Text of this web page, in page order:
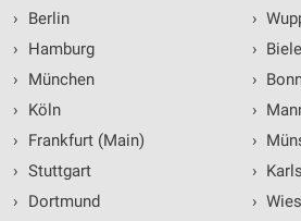
›
Berlin
›
Hamburg
›
München
›
Köln
›
Frankfurt (Main)
› Stuttgart
›
Dortmund
›
›
›
›
›
›
›